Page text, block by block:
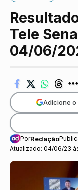
Tele
04/06/
Atualizado: 04/06/23 às
PorRedação
Adicione o